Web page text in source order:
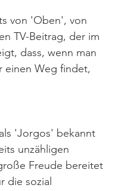
von 'Oben', von
TV-Beitrag, der im
dass, wenn man
einen Weg findet,
'Jorgos' bekannt
unzähligen
Freude bereitet
die sozial